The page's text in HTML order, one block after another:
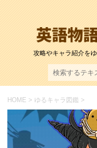
攻略やキャラ紹介を
HOME > ゆるキャラ図鑑 >